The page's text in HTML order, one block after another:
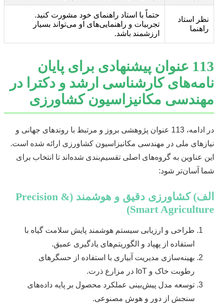
نظر استاد
راهنما
حتماً با استاد راهنمای خود مشورت کنید.
تجربیات و راهنمایی‌های او می‌تواند بسیار
ارزشمند باشد.
113 عنوان پیشنهادی برای پایان
نامه‌های کارشناسی ارشد و دکترا در
مهندسی مکانیزاسیون کشاورزی
در ادامه، 113 عنوان پژوهشی بروز و مرتبط با روندهای جهانی و
نیازهای ملی در مهندسی مکانیزاسیون کشاورزی ارائه شده است.
این عناوین به گروه‌های اصلی تقسیم‌بندی شده‌اند تا انتخاب برای
شما آسان‌تر شود:
الف) کشاورزی دقیق و هوشمند (Precision &
Smart Agriculture)
طراحی و ارزیابی سیستم هوشمند پایش سلامت گیاه با
استفاده از پهپاد و الگوریتم‌های یادگیری عمیق.
بهینه‌سازی مدیریت آبیاری با استفاده از حسگرهای
رطوبت خاک و IoT در مزارع ذرت.
توسعه مدل پیش‌بینی عملکرد محصول بر پایه داده‌های
سنجش از دور و هوش مصنوعی.